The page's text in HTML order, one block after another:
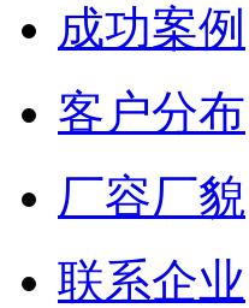
成功案例
客户分布
厂容厂貌
联系企业